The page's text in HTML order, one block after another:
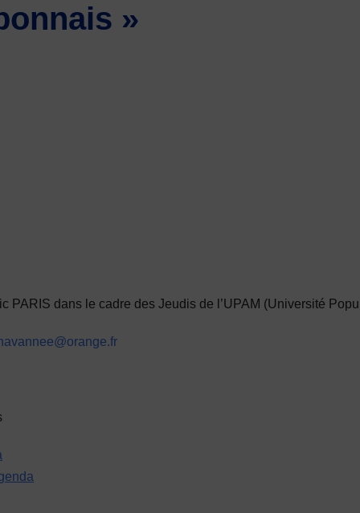
»
PARIS dans le cadre des Jeudis de l’UPAM (Université